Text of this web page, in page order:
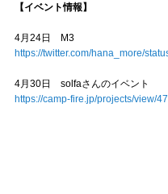
【イベント情報】
4月24日 M3
https://twitter.com/hana_more/
4月30日 solfaさんのイベント
https://camp-fire.jp/projects/view/